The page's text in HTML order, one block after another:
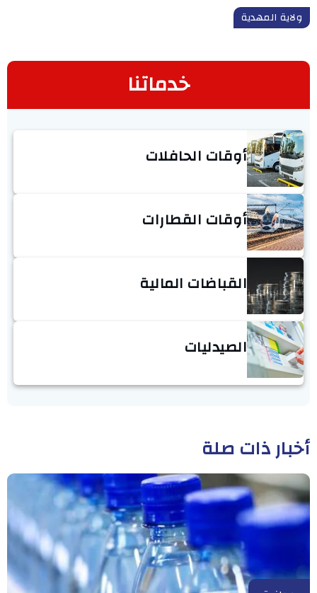
ولاية المهدية
خدماتنا
أوقات الحافلات
أوقات القطارات
القباضات المالية
الصيدليات
أخبار ذات صلة